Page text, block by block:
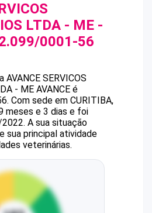
LTDA - ME -
0001-56
AVANCE SERVICOS
- ME AVANCE é
. Com sede em CURITIBA,
meses e 3 dias e foi
A sua situação
e sua principal atividade
veterinárias.